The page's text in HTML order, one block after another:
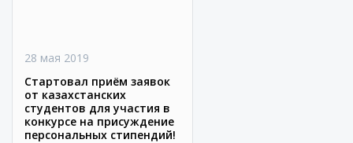
28 мая 2019
Стартовал приём заявок
от казахстанских
студентов для участия в
конкурсе на присуждение
персональных стипендий!